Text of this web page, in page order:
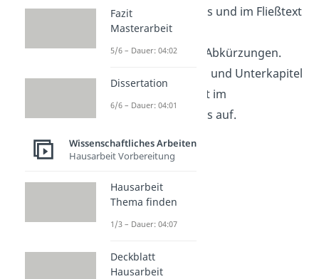
Inhaltsverzeichnis und im Fließtext
gleich sind.
Verwende keine Abkürzungen.
Führe alle Kapitel und Unterkapitel
aus dem Fließtext im
Inhaltsverzeichnis auf.
Fazit
Masterarbeit
5/6 – Dauer: 04:02
Dissertation
6/6 – Dauer: 04:01
Wissenschaftliches Arbeiten
Hausarbeit Vorbereitung
Hausarbeit
Thema finden
1/3 – Dauer: 04:07
Deckblatt
Hausarbeit